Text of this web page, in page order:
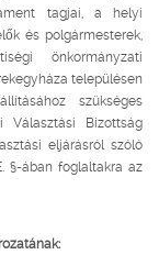
tagjai, a helyi
és polgármesterek,
önkormányzati
településen
szükséges
Választási Bizottság
eljárásról szóló
§-ában foglaltakra az